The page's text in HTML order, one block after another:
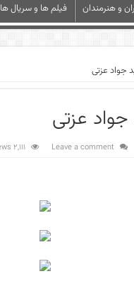
و هنرمندان فیلم ها و سریال ها
عزتی
عزتی
Leave a comment
2,111 Views